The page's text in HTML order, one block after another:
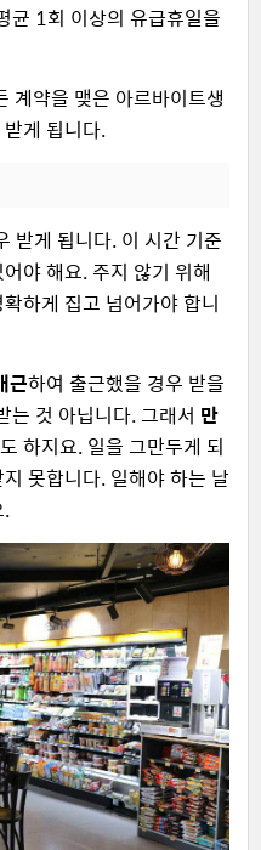
균 1회 이상의 유급휴일을
계약을 맺은 아르바이트생
게 됩니다.
받게 됩니다. 이 시간 기준
야 해요. 주지 않기 위해
하게 집고 넘어가야 합니
근하여 출근했을 경우 받을
는 것 아닙니다. 그래서 만
하지요. 일을 그만두게 되
못합니다. 일해야 하는 날
.